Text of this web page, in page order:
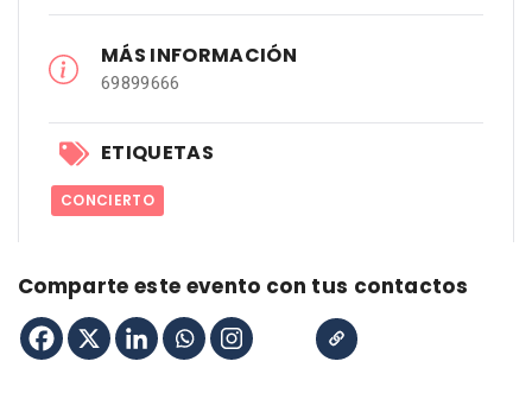
MÁS INFORMACIÓN
69899666
ETIQUETAS
CONCIERTO
Comparte este evento con tus contactos